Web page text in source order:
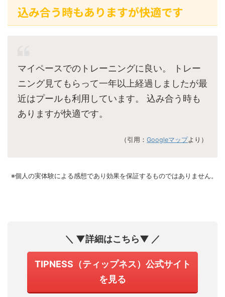
込み合う時もありますが快適です
マイペースでのトレーニングに良い。 トレー
ニング見てもらって一年以上経過しましたが最
近はプールも利用しています。 込み合う時も
ありますが快適です。
（引用： Googleマップより）
※個人の実体験による感想であり効果を保証するものではありません。
＼ ▼詳細はこちら▼ ／
TIPNESS（ティップネス）公式サイト
を見る